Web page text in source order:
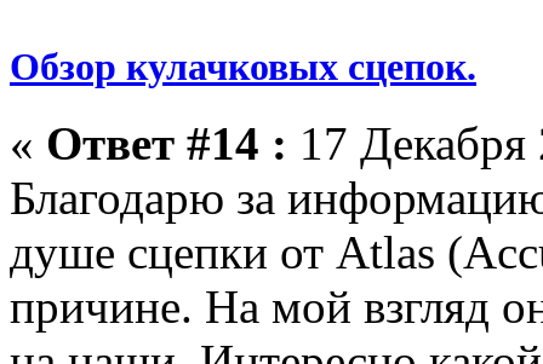
Обзор кулачковых сцепок.
« Ответ #14 : 17
Благодарю за
душе сцепки от Atlas
причине. На мой взгляд